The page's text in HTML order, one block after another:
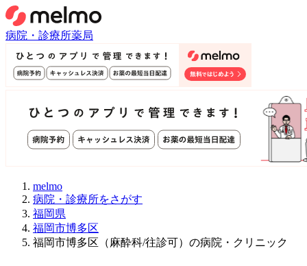
病院・診療所薬局
melmo
病院・診療所をさがす
福岡県
福岡市博多区
福岡市博多区（麻酔科/往診可）の病院・クリニック